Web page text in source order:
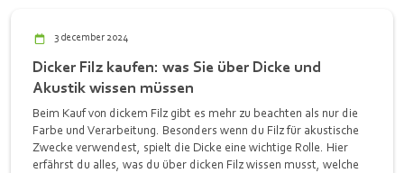
3 december 2024
Dicker Filz kaufen: was Sie über Dicke und
Akustik wissen müssen
Beim Kauf von dickem Filz gibt es mehr zu beachten als nur die
Farbe und Verarbeitung. Besonders wenn du Filz für akustische
Zwecke verwendest, spielt die Dicke eine wichtige Rolle. Hier
erfährst du alles, was du über dicken Filz wissen musst, welche